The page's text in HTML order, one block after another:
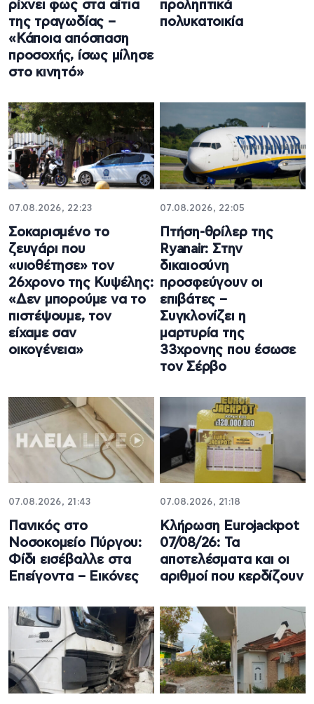
ρίχνει φως στα αίτια
της τραγωδίας –
«Κάποια απόσπαση
προσοχής, ίσως μίλησε
στο κινητό»
προληπτικά
πολυκατοικία
07.08.2026, 22:23
Σοκαρισμένο το
ζευγάρι που
«υιοθέτησε» τον
26χρονο της Κυψέλης:
«Δεν μπορούμε να το
πιστέψουμε, τον
είχαμε σαν
οικογένεια»
07.08.2026, 22:05
Πτήση-θρίλερ της
Ryanair: Στην
δικαιοσύνη
προσφεύγουν οι
επιβάτες –
Συγκλονίζει η
μαρτυρία της
33χρονης που έσωσε
τον Σέρβο
07.08.2026, 21:43
Πανικός στο
Νοσοκομείο Πύργου:
Φίδι εισέβαλλε στα
Επείγοντα – Εικόνες
07.08.2026, 21:18
Κλήρωση Eurojackpot
07/08/26: Τα
αποτελέσματα και οι
αριθμοί που κερδίζουν